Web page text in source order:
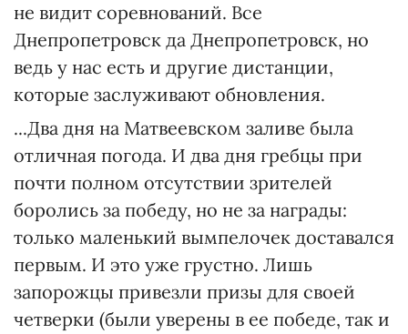
не видит соревнований. Все
Днепропетровск да Днепропетровск, но
ведь у нас есть и другие дистанции,
которые заслуживают обновления.
...Два дня на Матвеевском заливе была
отличная погода. И два дня гребцы при
почти полном отсутствии зрителей
боролись за победу, но не за награды:
только маленький вымпелочек доставался
первым. И это уже грустно. Лишь
запорожцы привезли призы для своей
четверки (были уверены в ее победе, так и